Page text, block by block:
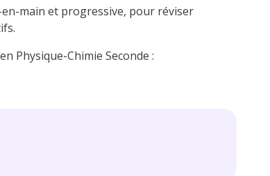
main et progressive, pour réviser
Physique-Chimie Seconde :